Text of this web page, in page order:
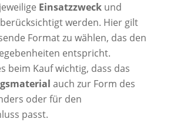
Einsatzzweckund
werden. Hier gilt
Format zu wählen, das den
entspricht.
beim Kauf wichtig, dass das
auch zur Form des
oder für den
passt.